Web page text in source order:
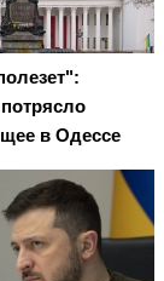
в Одессе